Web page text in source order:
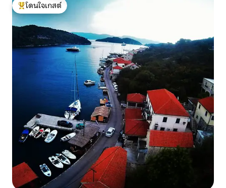
โดนใจเกสต์ที่สุด
โดนใจเกสต์